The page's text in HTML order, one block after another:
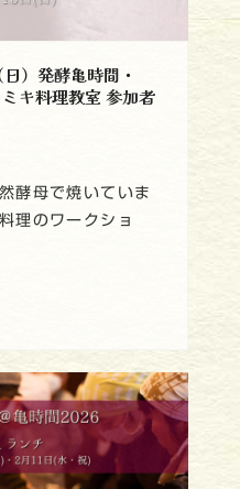
）発酵亀時間・
キ料理教室 参加者
酵母で焼いていま
理のワークショ